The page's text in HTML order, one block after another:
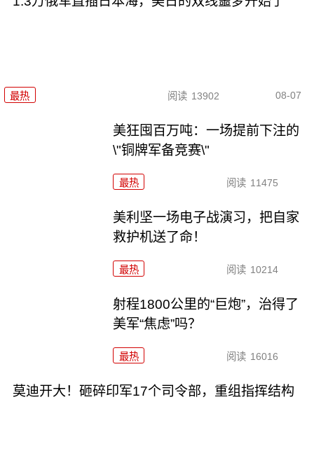
最热 阅读 13902 08-07
美狂囤百万吨：一场提前下注的
\"铜牌军备竞赛\"
最热 阅读 11475
美利坚一场电子战演习，把自家
救护机送了命！
最热 阅读 10214
射程1800公里的“巨炮”，治得了
美军“焦虑”吗？
最热 阅读 16016
莫迪开大！砸碎印军17个司令部，重组指挥结构